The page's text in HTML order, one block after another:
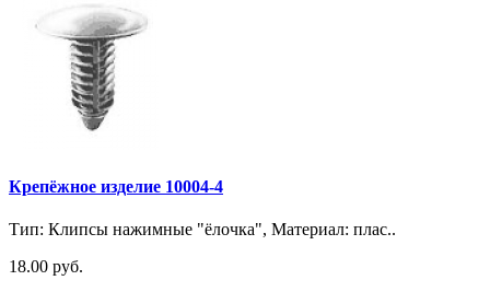
Крепёжное изделие 10004-4
Тип: Клипсы нажимные "ёлочка", Материал: плас..
18.00 руб.